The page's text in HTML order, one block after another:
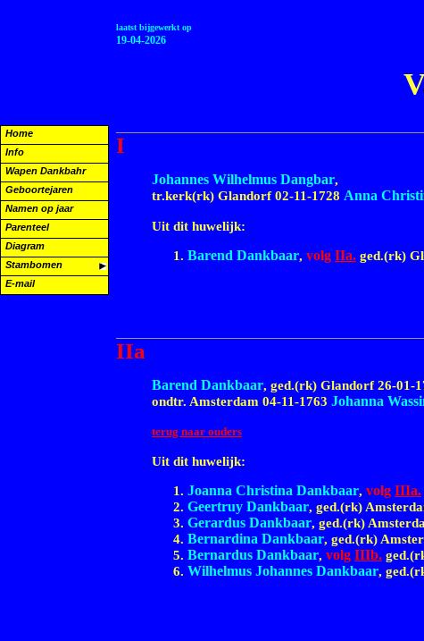
laatst bijgewerkt op
19-04-2026
I
Johannes Wilhelmus Dangbar,
tr.kerk(rk) Glandorf02-11-1728 Anna
Uit dit huwelijk:
Barend Dankbaar, volg IIa. ged.(rk)
IIa
Barend Dankbaar, ged.(rk) Glandorf26-01-
ondtr. Amsterdam 04-11-1763 Johanna
terug naar ouders
Uit dit huwelijk:
Joanna Christina Dankbaar, volg IIIa.
Geertruy Dankbaar, ged.(rk)
Gerardus Dankbaar, ged.(rk)
Bernardina Dankbaar, ged.(rk)
Bernardus Dankbaar, volg IIIb.
Wilhelmus Johannes Dankbaar,
Home
Info
Wapen Dankbahr
Geboortejaren
Namen op jaar
Parenteel
Diagram
Stambomen
E-mail